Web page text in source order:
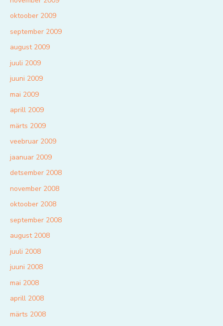
oktoober 2009
september 2009
august 2009
juuli 2009
juuni 2009
mai 2009
aprill 2009
märts 2009
veebruar 2009
jaanuar 2009
detsember 2008
november 2008
oktoober 2008
september 2008
august 2008
juuli 2008
juuni 2008
mai 2008
aprill 2008
märts 2008